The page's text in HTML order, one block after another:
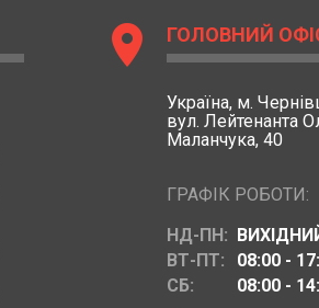
location_on ГОЛОВНИЙ
Україна, м.
вул. Лейтенанта
Маланчука, 40
ГРАФІК РОБОТИ:
НД-ПН:
ВТ-ПТ:
08:00 -
СБ:
08:00 -